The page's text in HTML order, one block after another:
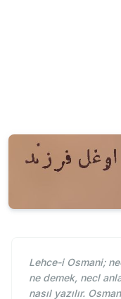
Lehce-i Osmani;
ne demek, necl
nasıl yazılır.